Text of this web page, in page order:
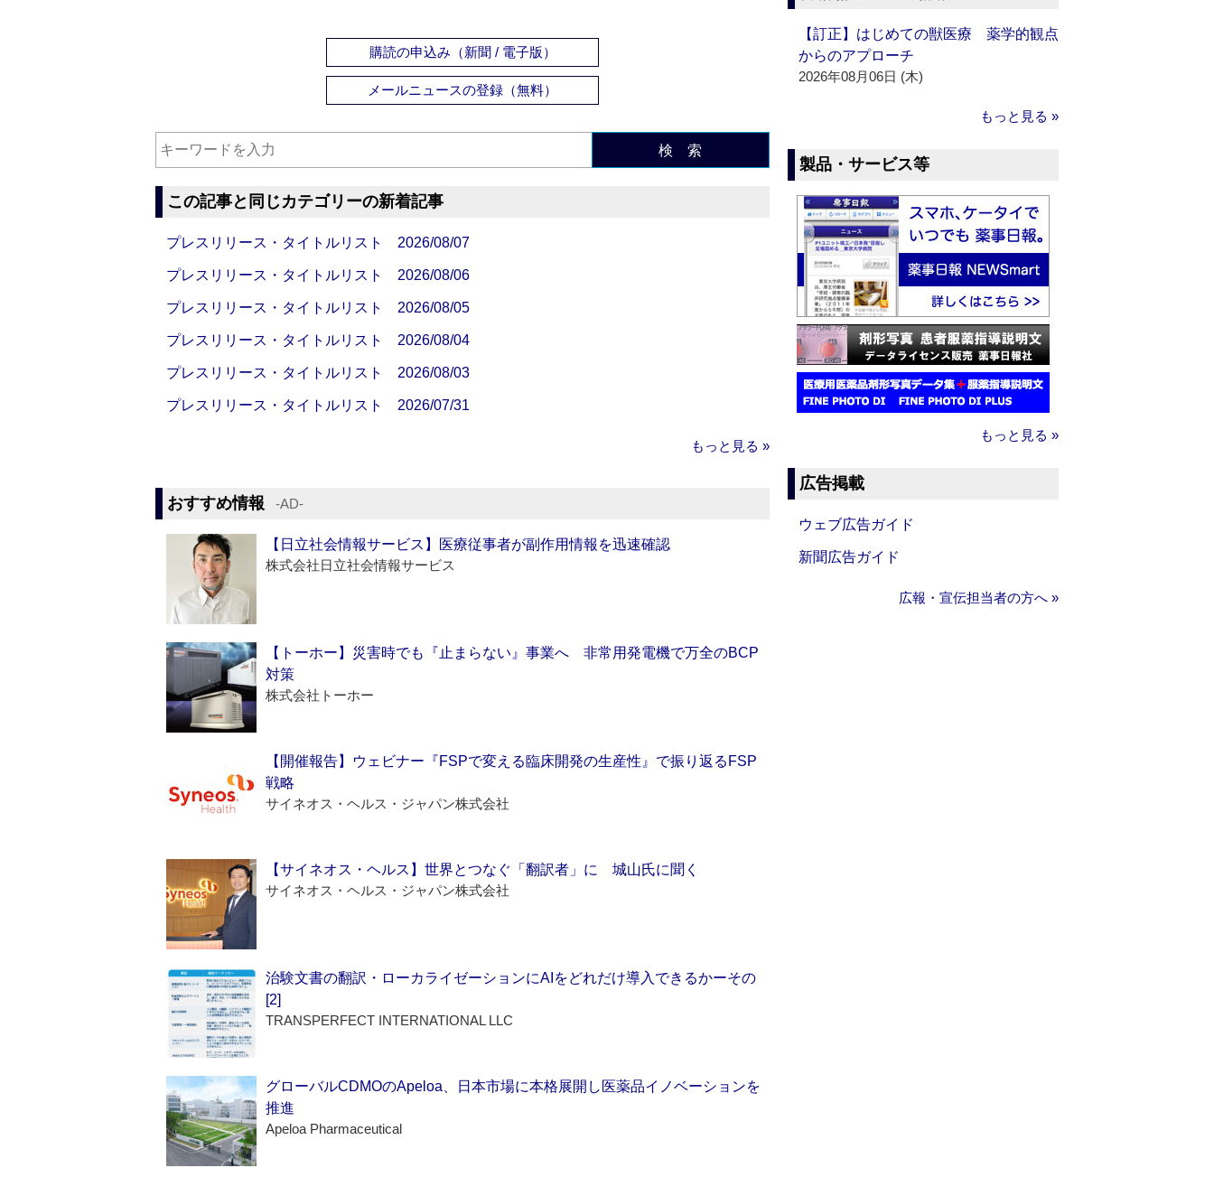
購読の申込み（新聞 / 電子版）
メールニュースの登録（無料）
検 索
この記事と同じカテゴリーの新着記事
プレスリリース・タイトルリスト 2026/08/07
プレスリリース・タイトルリスト 2026/08/06
プレスリリース・タイトルリスト 2026/08/05
プレスリリース・タイトルリスト 2026/08/04
プレスリリース・タイトルリスト 2026/08/03
プレスリリース・タイトルリスト 2026/07/31
もっと見る »
おすすめ情報 ‐AD‐
【日立社会情報サービス】医療従事者が副作用情報を迅速確認
株式会社日立社会情報サービス
【トーホー】災害時でも『止まらない』事業へ 非常用発電機で万全のBCP
対策
株式会社トーホー
【開催報告】ウェビナー『FSPで変える臨床開発の生産性』で振り返るFSP
戦略
サイネオス・ヘルス・ジャパン株式会社
【サイネオス・ヘルス】世界とつなぐ「翻訳者」に 城山氏に聞く
サイネオス・ヘルス・ジャパン株式会社
治験文書の翻訳・ローカライゼーションにAIをどれだけ導入できるかーその
[2]
TRANSPERFECT INTERNATIONAL LLC
グローバルCDMOのApeloa、日本市場に本格展開し医薬品イノベーションを
推進
Apeloa Pharmaceutical
【訂正】はじめての獣医療 薬学的観点
からのアプローチ
2026年08月06日 (木)
もっと見る »
製品・サービス等
もっと見る »
広告掲載
ウェブ広告ガイド
新聞広告ガイド
広報・宣伝担当者の方へ »